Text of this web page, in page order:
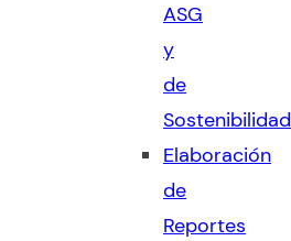
ASG
y
de
Sostenibilidad
Elaboración
de
Reportes